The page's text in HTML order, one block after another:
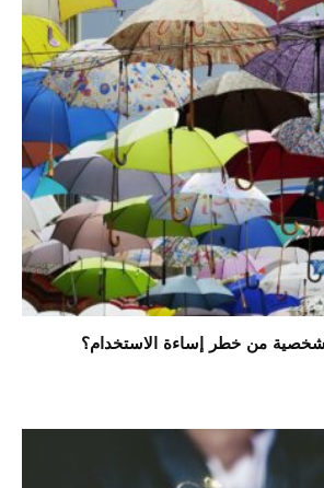
من خطر إساءة الاستخدام؟